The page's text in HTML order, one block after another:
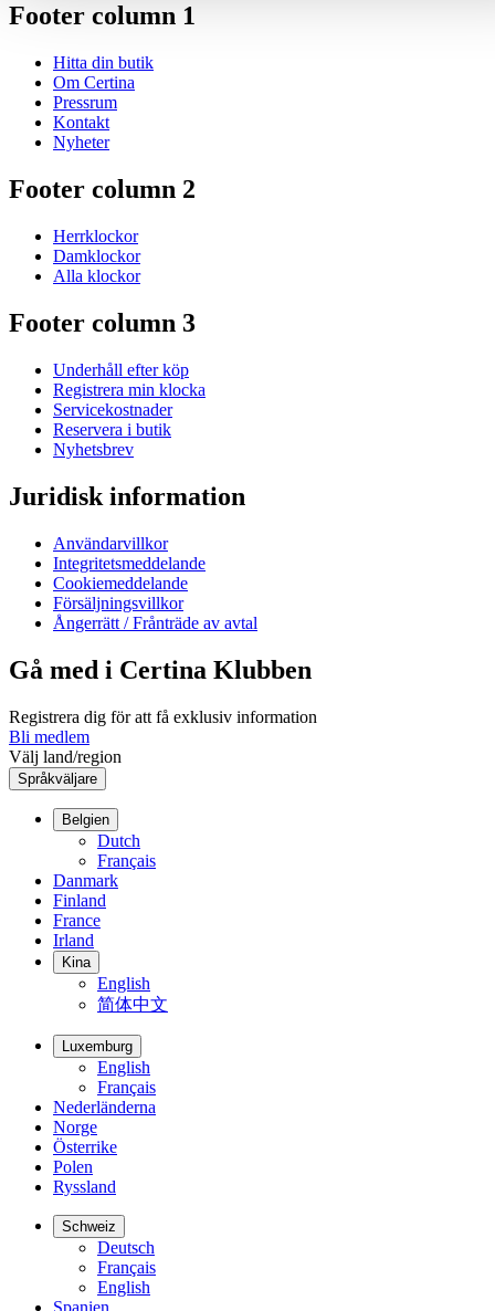
Footer column 1
Hitta din butik
Om Certina
Pressrum
Kontakt
Nyheter
Footer column 2
Herrklockor
Damklockor
Alla klockor
Footer column 3
Underhåll efter köp
Registrera min klocka
Servicekostnader
Reservera i butik
Nyhetsbrev
Juridisk information
Användarvillkor
Integritetsmeddelande
Cookiemeddelande
Försäljningsvillkor
Ångerrätt / Frånträde av avtal
Gå med i Certina Klubben
Registrera dig för att få exklusiv information
Bli medlem
Välj land/region
Språkväljare
Belgien
Dutch
Français
Danmark
Finland
France
Irland
Kina
English
简体中文
Luxemburg
English
Français
Nederländerna
Norge
Österrike
Polen
Ryssland
Schweiz
Deutsch
Français
English
Spanien